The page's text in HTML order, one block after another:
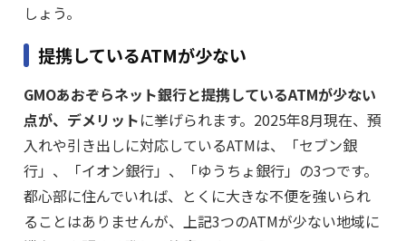
しょう。
提携しているATMが少ない
GMOあおぞらネット銀行と提携しているATMが少ない
点が、デメリットに挙げられます。2025年8月現在、預
入れや引き出しに対応しているATMは、「セブン銀
行」、「イオン銀行」、「ゆうちょ銀行」の3つです。
都心部に住んでいれば、とくに大きな不便を強いられ
ることはありませんが、上記3つのATMが少ない地域に